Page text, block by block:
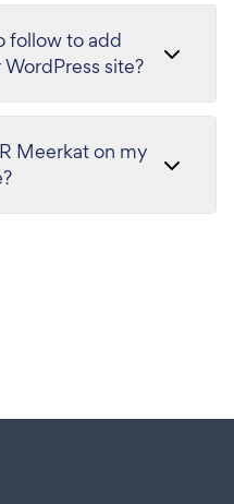
follow to add
site?
Meerkat on my